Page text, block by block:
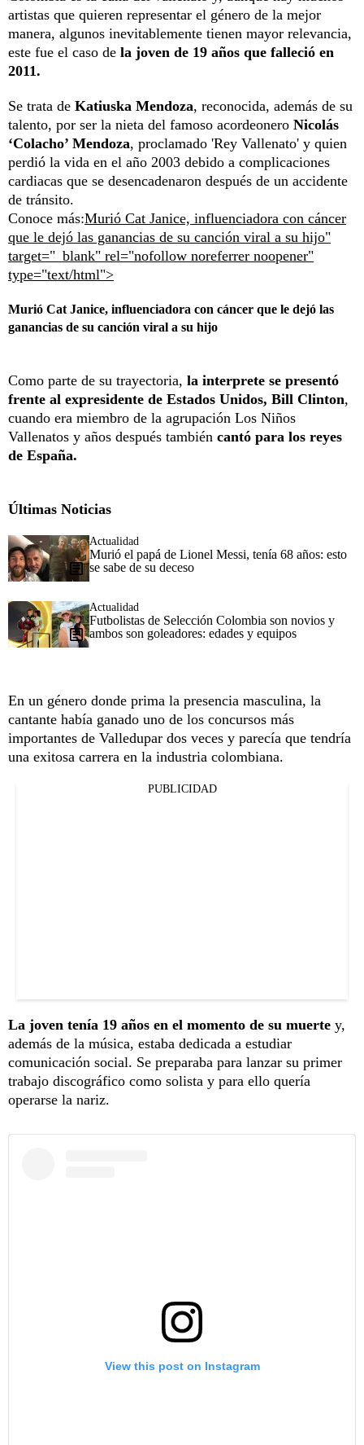
artistas que quieren representar el género de la mejor
manera, algunos inevitablemente tienen mayor relevancia,
este fue el caso de la joven de 19 años que falleció en
2011.
Se trata de Katiuska Mendoza, reconocida, además de su
talento, por ser la nieta del famoso acordeonero Nicolás
‘Colacho’ Mendoza, proclamado 'Rey Vallenato' y quien
perdió la vida en el año 2003 debido a complicaciones
cardiacas que se desencadenaron después de un accidente
de tránsito.
Conoce más:Murió Cat Janice, influenciadora con cáncer
que le dejó las ganancias de su canción viral a su hijo"
target="_blank" rel="nofollow noreferrer noopener"
type="text/html">
Murió Cat Janice, influenciadora con cáncer que le dejó las
ganancias de su canción viral a su hijo
Como parte de su trayectoria, la interprete se presentó
frente al expresidente de Estados Unidos, Bill Clinton,
cuando era miembro de la agrupación Los Niños
Vallenatos y años después también cantó para los reyes
de España.
Últimas Noticias
Actualidad
Murió el papá de Lionel Messi, tenía 68 años: esto
se sabe de su deceso
Actualidad
Futbolistas de Selección Colombia son novios y
ambos son goleadores: edades y equipos
En un género donde prima la presencia masculina, la
cantante había ganado uno de los concursos más
importantes de Valledupar dos veces y parecía que tendría
una exitosa carrera en la industria colombiana.
PUBLICIDAD
La joven tenía 19 años en el momento de su muerte y,
además de la música, estaba dedicada a estudiar
comunicación social. Se preparaba para lanzar su primer
trabajo discográfico como solista y para ello quería
operarse la nariz.
View this post on Instagram